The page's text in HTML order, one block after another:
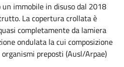
immobile in disuso dal 2018
La copertura crollata è
completamente da lamiera
ondulata la cui composizione
preposti (Ausl/Arpae)